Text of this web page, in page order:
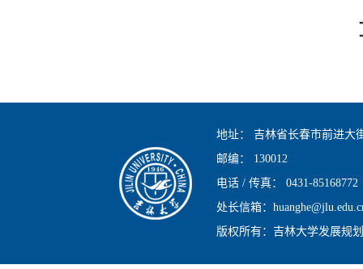
地址：
吉林省长春市前进大
邮编：
130012
电话 / 传真：
0431-85168772
处长信箱：
版权所有：吉林大学发展规